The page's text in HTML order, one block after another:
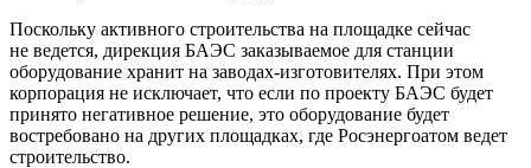
Поскольку активного строительства на площадке сейчас
не ведется, дирекция БАЭС заказываемое для станции
оборудование хранит на заводах-изготовителях. При этом
корпорация не исключает, что если по проекту БАЭС будет
принято негативное решение, это оборудование будет
востребовано на других площадках, где Росэнергоатом ведет
строительство.